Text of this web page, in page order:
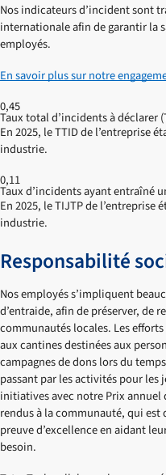
Nos indicateurs d’incident sont
internationale afin de garantir la
employés.
En savoir plus sur notre
0,45
Taux total d’incidents à déclarer
En 2025, le TTID de l’entreprise
industrie.
0,11
Taux d’incidents ayant entraîné
En 2025, le TIJTP de
industrie.
Responsabilité
Nos employés s’impliquent
d’entraide, afin de préserver, de
communautés locales. Les
aux cantines destinées aux
campagnes de dons lors du
passant par les activités pour les
initiatives avec notre Prix annuel
rendus à la communauté, qui
preuve d’excellence en aidant
besoin.